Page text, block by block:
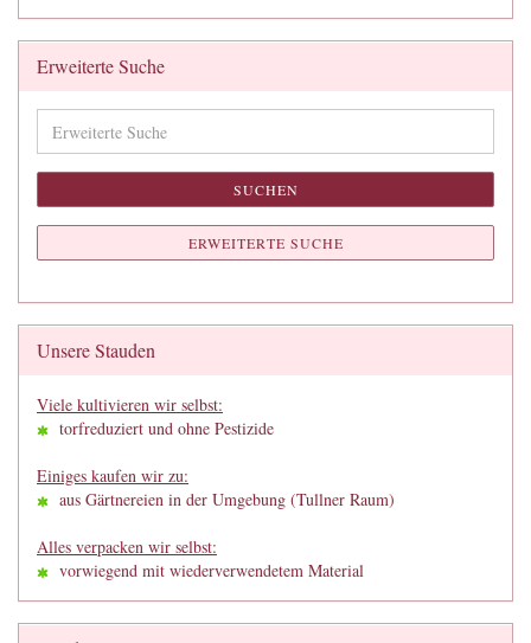
Erweiterte Suche
Suche
SUCHEN
ERWEITERTE SUCHE
Unsere Stauden
Viele kultivieren wir selbst:
torfreduziert und ohne Pestizide
Einiges kaufen wir zu:
aus Gärtnereien in der Umgebung (Tullner Raum)
Alles verpacken wir selbst:
vorwiegend mit wiederverwendetem Material